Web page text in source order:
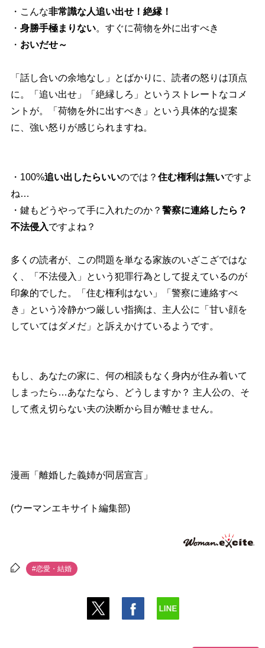
・こんな非常識な人追い出せ！絶縁！
・ 身勝手極まりない。すぐに荷物を外に出すべき
・ おいだせ～
「話し合いの余地なし」とばかりに、読者の怒りは頂点
に。「追い出せ」「絶縁しろ」というストレートなコメ
ントが。「荷物を外に出すべき」という具体的な提案
に、強い怒りが感じられますね。
・100%追い出したらいいのでは？ 住む権利は無いですよ
ね…
・鍵もどうやって手に入れたのか？ 警察に連絡したら？
不法侵入ですよね？
多くの読者が、この問題を単なる家族のいざこざではな
く、「不法侵入」という犯罪行為として捉えているのが
印象的でした。「住む権利はない」「警察に連絡すべ
き」という冷静かつ厳しい指摘は、主人公に「甘い顔を
していてはダメだ」と訴えかけているようです。
もし、あなたの家に、何の相談もなく身内が住み着いて
しまったら…あなたなら、どうしますか？ 主人公の、そ
して煮え切らない夫の決断から目が離せません。
漫画「離婚した義姉が同居宣言」
(ウーマンエキサイト編集部)
#恋愛・結婚